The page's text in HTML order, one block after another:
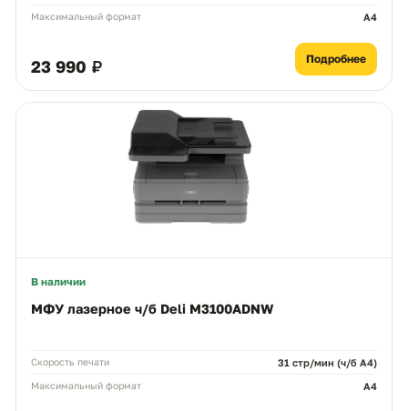
Максимальный формат A4
23 990 ₽ Подробнее
В наличии
МФУ лазерное ч/б Deli M3100ADNW
Скорость печати 31 стр/мин (ч/б A4)
Максимальный формат A4